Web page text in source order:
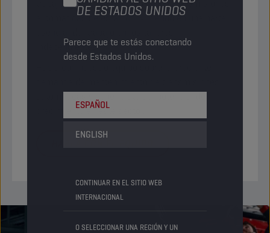
DE ESTADOS UNIDOS
Parece que te estás conectando
desde Estados Unidos.
ESPAÑOL
ENGLISH
CONTINUAR EN EL SITIO WEB
INTERNACIONAL
O SELECCIONAR UNA REGIÓN Y UN
trabajos de mantenimiento de las transmisiones
automáticas se están convirtiendo en una parte
independientes.
crecimiento en este sector.